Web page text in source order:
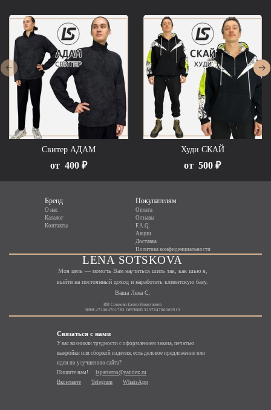
Свитер АДАМ
от 400 ₽
Худи СКАЙ
от 500 ₽
Бренд
О нас
Каталог
Контакты
Покупателям
Оплата
Отзывы
F.A.Q.
Акции
Доставка
Политика конфиденциальности
LENA SOTSKOVA
Моя цель — помочь Вам научиться шить так, как шью я,
выйти на постоянный доход и наработать клиентскую базу.
Ваша Лена С.
ИП Соцкова Елена Николаевна
ИНН 472004701782 ОРГНИП 323784700069513
Связаться с нами
У вас возникли трудности с оформлением заказа, печатью
выкройки или сборкой изделия, есть деловое предложение или
идеи по улучшению сайта?
Пишите нам!
lspatterns@yandex.ru
Вконтакте
Telegram WhatsApp